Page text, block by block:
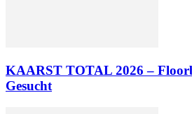
KAARST TOTAL 2026 –
Gesucht